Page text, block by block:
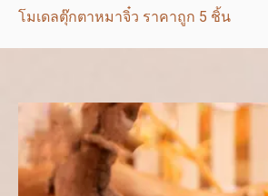
Shop
Contact us
โมเดลตุ๊กตาหมาจิ๋ว ราคาถูก 5 ชิ้น